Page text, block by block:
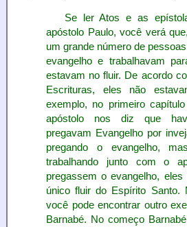
Se ler Atos e as
apóstolo Paulo, você verá
um grande número de
evangelho e trabalhavam
estavam no fluir. De acordo
Escrituras, eles não
exemplo, no primeiro
apóstolo nos diz que
pregavam Evangelho por
pregando o evangelho,
trabalhando junto com o
pregassem o evangelho,
único fluir do Espírito Santo.
você pode encontrar outro
Barnabé. No começo